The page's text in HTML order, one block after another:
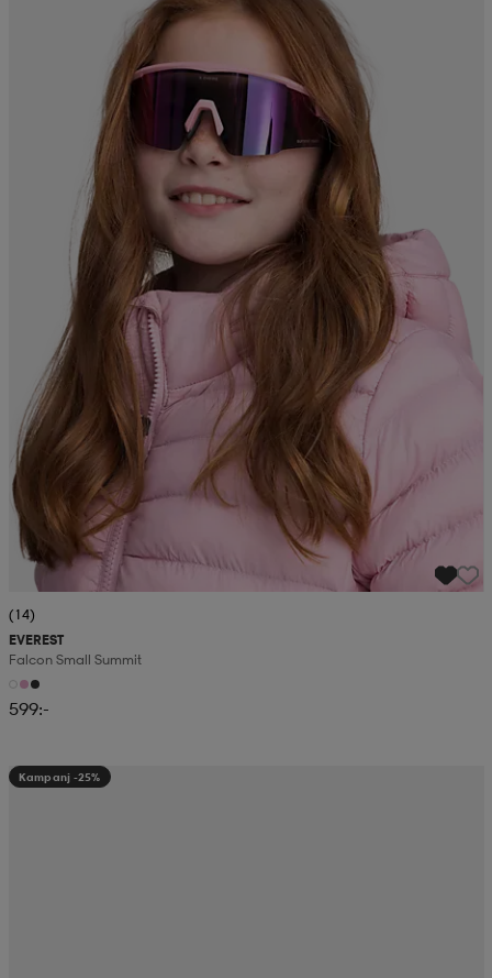
(14)
EVEREST
Falcon Small Summit
599:-
Kampanj -25%